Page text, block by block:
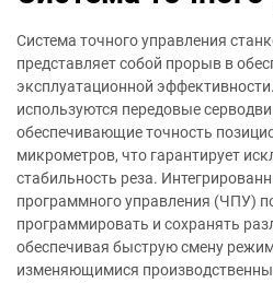
Система точного управления
представляет собой прорыв в
эксплуатационной
используются передовые
обеспечивающие точность
микрометров, что гарантирует
стабильность реза.
программного управления (ЧПУ)
программировать и сохранять
обеспечивая быструю смену
изменяющимися